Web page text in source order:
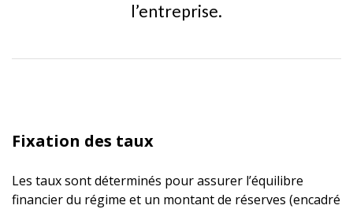
l’entreprise.
Fixation des taux
Les taux sont déterminés pour assurer l’équilibre
financier du régime et un montant de réserves (encadré